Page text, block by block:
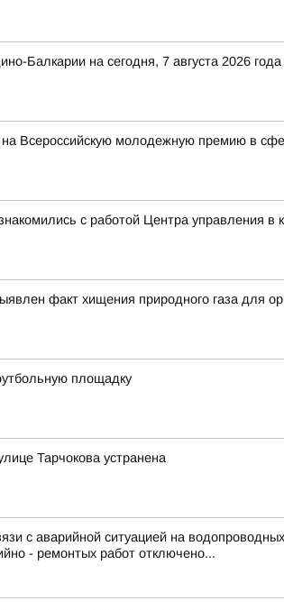
Балкарии на сегодня, 7 августа 2026 года
на Всероссийскую молодежную премию в
с работой Центра управления в
факт хищения природного газа для
площадку
Тарчокова устранена
с аварийной ситуацией на
- ремонтых работ отключено...